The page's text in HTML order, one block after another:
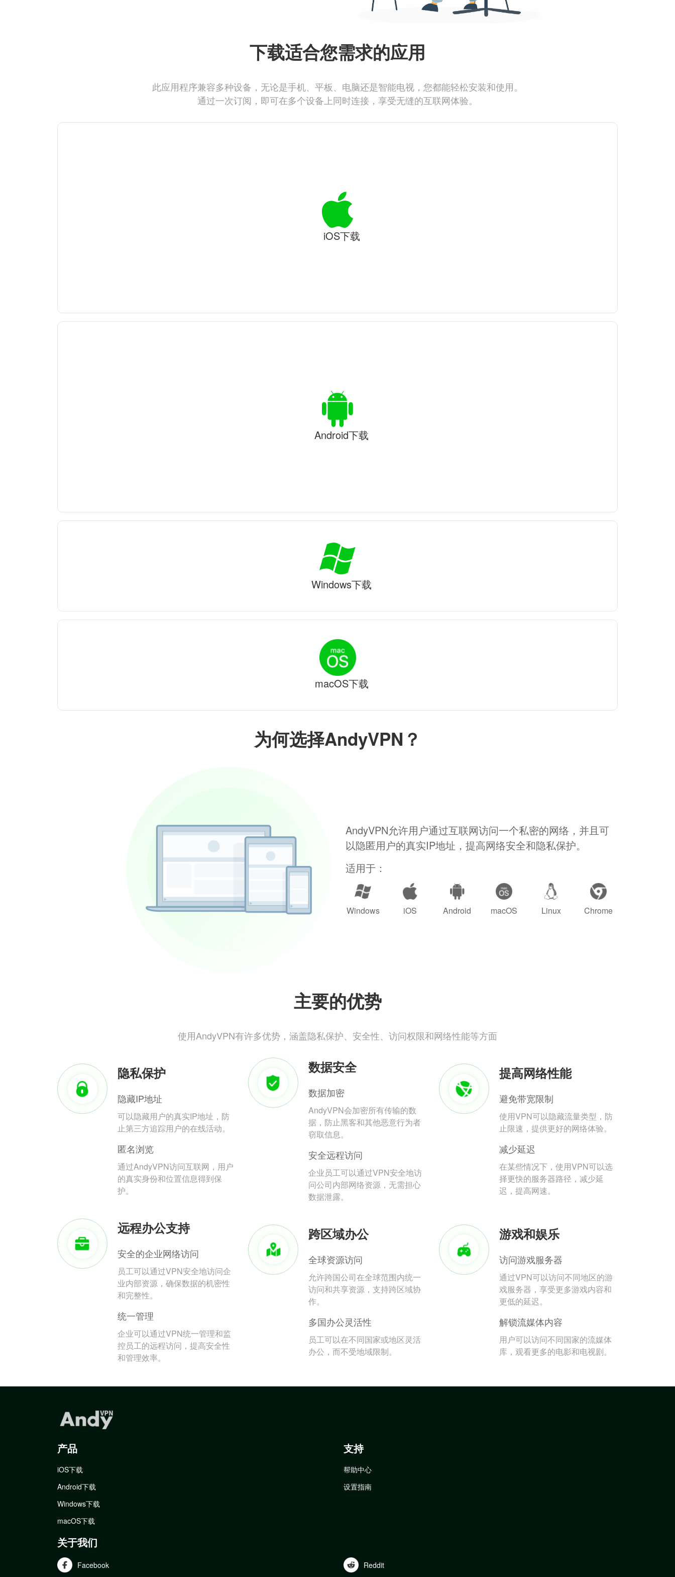
为何选择AndyVPN？
AndyVPN允许用户通过互联网访问一个私密的网络，并且可
以隐匿用户的真实IP地址，提高网络安全和隐私保护。
适用于：
Windows iOS Android macOS Linux Chrome
主要的优势
使用AndyVPN有许多优势，涵盖隐私保护、安全性、访问权限和网络性能等方面
隐私保护
隐藏IP地址
可以隐藏用户的真实IP地址，防
止第三方追踪用户的在线活动。
匿名浏览
通过AndyVPN访问互联网，用户
的真实身份和位置信息得到保
护。
数据安全
数据加密
AndyVPN会加密所有传输的数
据，防止黑客和其他恶意行为者
窃取信息。
安全远程访问
企业员工可以通过VPN安全地访
问公司内部网络资源，无需担心
数据泄露。
提高网络性能
避免带宽限制
使用VPN可以隐藏流量类型，防
止限速，提供更好的网络体验。
减少延迟
在某些情况下，使用VPN可以选
择更快的服务器路径，减少延
迟，提高网速。
远程办公支持
安全的企业网络访问
员工可以通过VPN安全地访问企
业内部资源，确保数据的机密性
和完整性。
统一管理
企业可以通过VPN统一管理和监
控员工的远程访问，提高安全性
和管理效率。
跨区域办公
全球资源访问
允许跨国公司在全球范围内统一
访问和共享资源，支持跨区域协
作。
多国办公灵活性
员工可以在不同国家或地区灵活
办公，而不受地域限制。
游戏和娱乐
访问游戏服务器
通过VPN可以访问不同地区的游
戏服务器，享受更多游戏内容和
更低的延迟。
解锁流媒体内容
用户可以访问不同国家的流媒体
库，观看更多的电影和电视剧。
下载适合您需求的应用
此应用程序兼容多种设备，无论是手机、平板、电脑还是智能电视，您都能轻松安装和使用。
通过一次订阅，即可在多个设备上同时连接，享受无缝的互联网体验。
iOS下载
Android下载
Windows下载
macOS下载
产品
iOS下载
Android下载
Windows下载
macOS下载
支持
帮助中心
设置指南
关于我们
Facebook Reddit